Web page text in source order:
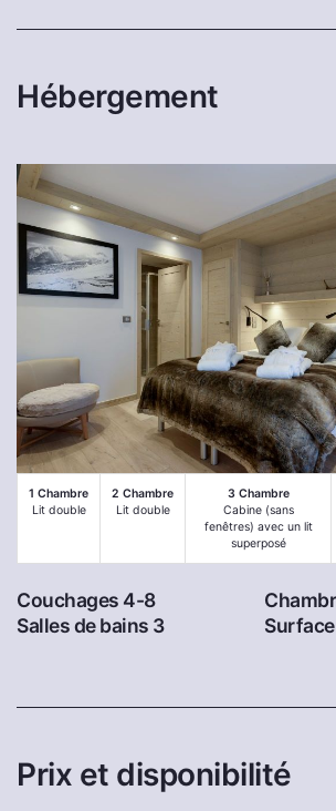
Hébergement
1 Chambre
Lit double
2 Chambre
Lit double
3 Chambre
Cabine (sans
fenêtres) avec un lit
superposé
Couchages 4-8
Salles de bains 3
Prix et disponibilité